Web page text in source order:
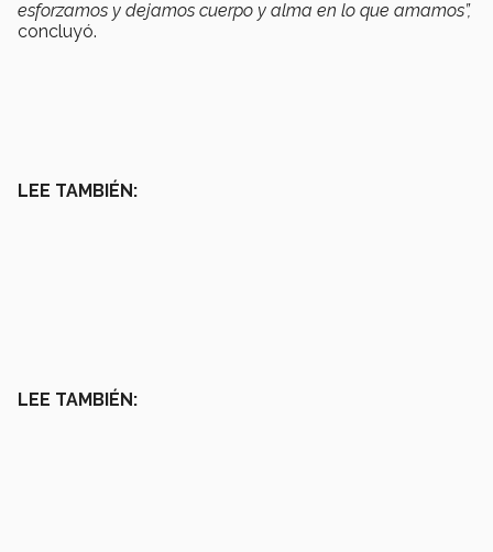
esforzamos y dejamos cuerpo y alma en lo que amamos”,
concluyó.
LEE TAMBIÉN:
LEE TAMBIÉN: